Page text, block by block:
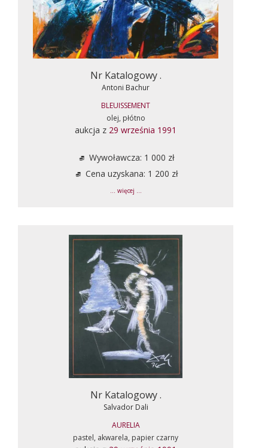
Nr Katalogowy .
Antoni Bachur
BLEUISSEMENT
olej, płótno
aukcja z 29 września 1991
Wywoławcza: 1 000 zł
Cena uzyskana: 1 200 zł
... więcej ...
Nr Katalogowy .
Salvador Dali
AURELIA
pastel, akwarela, papier czarny